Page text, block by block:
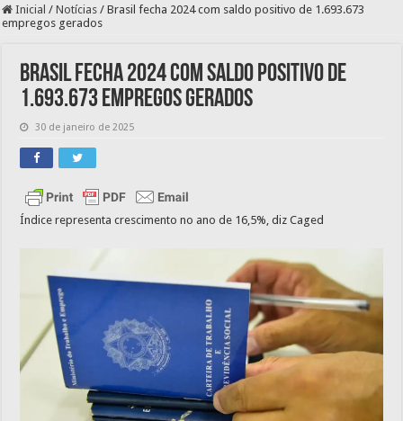
Inicial / Notícias / Brasil fecha 2024 com saldo positivo de 1.693.673
empregos gerados
Brasil fecha 2024 com saldo positivo de
1.693.673 empregos gerados
30 de janeiro de 2025
Índice representa crescimento no ano de 16,5%, diz Caged